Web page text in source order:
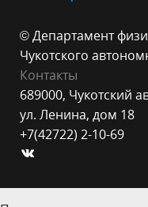
© Департамент
Чукотского
Контакты
689000, Чукотский
ул. Ленина, дом 18
+7(42722) 2-10-69